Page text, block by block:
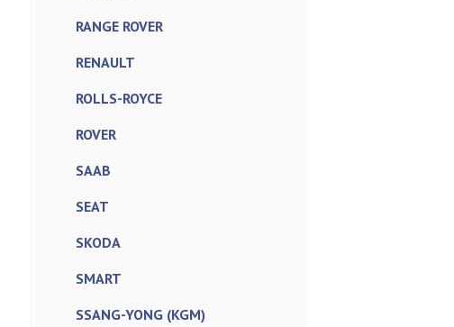
RANGE ROVER
RENAULT
ROLLS-ROYCE
ROVER
SAAB
SEAT
SKODA
SMART
SSANG-YONG (KGM)